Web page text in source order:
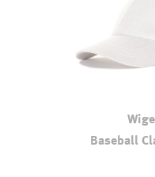
Baseball